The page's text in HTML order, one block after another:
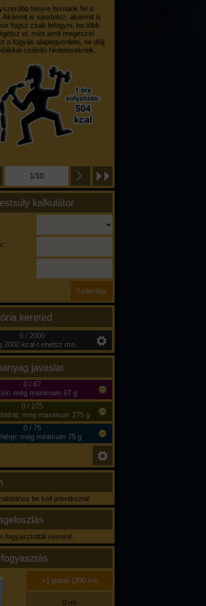
tényre hívnánk fel a
Akármit is sportolsz, akármit is
fogsz csak lefogyni, ha több
el, mint amit megeszel.
a fogyás alapegyenlete, ne dőlj
csábító hirdetéseknek.
1/10
kalkulátor
kereted
0 / 2000
2000 kcal-t ehetsz ma.
javaslat
0/ 67
még maximum 67 g
0/ 275
még maximum 275 g
0/ 75
még minimum 75 g
be kell jelentkezni!
fogyasztottál semmit.